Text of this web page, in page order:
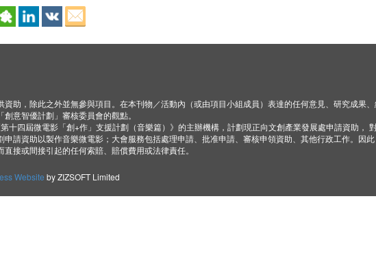
助，除此之外並無參與項目。在本刊物／活動內（或由項目小組成員）表達的任何意見、研究成果
意智優計劃」審核委員會的觀點。
十四屆微電影「創+作」支援計劃（音樂篇）》的主辦機構，計劃現正向文創產業發展處申請資助，
請資助以製作音樂微電影；大會服務包括處理申請、批准申請、審核申領資助、其他行政工作。因
接或間接引起的任何索賠、賠償費用或法律責任。
Website by ZIZSOFT Limited